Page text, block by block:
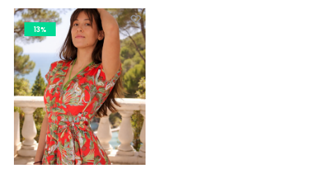
13%